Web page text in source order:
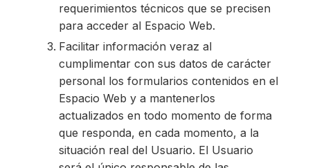
requerimientos técnicos que se precisen
para acceder al Espacio Web.
Facilitar información veraz al
cumplimentar con sus datos de carácter
personal los formularios contenidos en el
Espacio Web y a mantenerlos
actualizados en todo momento de forma
que responda, en cada momento, a la
situación real del Usuario. El Usuario